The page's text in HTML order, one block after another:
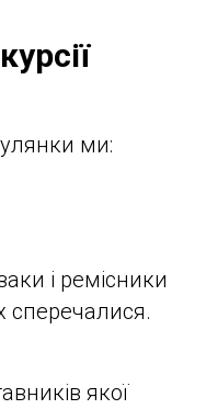
ми:
і ремісники
сперечалися.
якої